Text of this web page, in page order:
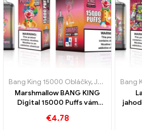
Bang King 15000 Obláčky,Jednorázové e-cigarety Švédsko
Marshmallow BANG KING
Digital 15000 Puffs vám
sladkých marshmallows
€4.78
Bang